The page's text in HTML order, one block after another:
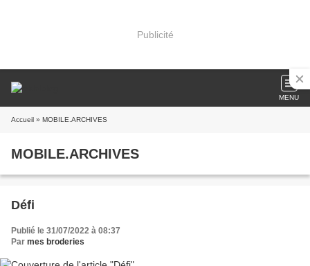
Publicité
MENU
Accueil » MOBILE.ARCHIVES
MOBILE.ARCHIVES
Défi
Publié le 31/07/2022 à 08:37
Par mes broderies